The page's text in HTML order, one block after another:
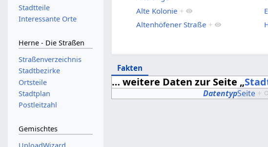
Alte Kolonie +
Altenhöfener Straße +
Fakten
… weitere Daten zur Seite „
DatentypSeite +
Stadtteile
Interessante Orte
Herne - Die Straßen
Straßenverzeichnis
Stadtbezirke
Ortsteile
Stadtplan
Postleitzahl
Gemischtes